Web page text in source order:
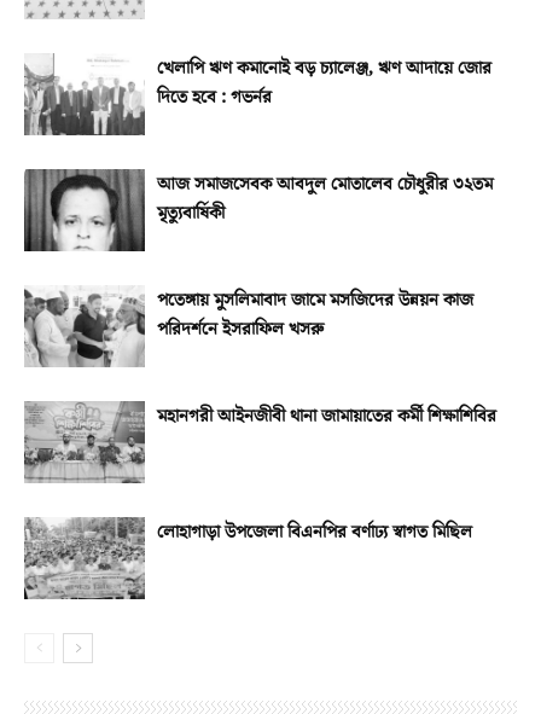
খেলাপি ঋণ কমানোই বড় চ্যালেঞ্জ, ঋণ আদায়ে জোর
দিতে হবে : গভর্নর
আজ সমাজসেবক আবদুল মোতালেব চৌধুরীর ৩২তম
মৃত্যুবার্ষিকী
পতেঙ্গায় মুসলিমাবাদ জামে মসজিদের উন্নয়ন কাজ
পরিদর্শনে ইসরাফিল খসরু
মহানগরী আইনজীবী থানা জামায়াতের কর্মী শিক্ষাশিবির
লোহাগাড়া উপজেলা বিএনপির বর্ণাঢ্য স্বাগত মিছিল